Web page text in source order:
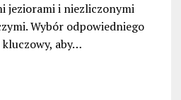
jeziorami i niezliczonymi
Wybór odpowiedniego
aby…